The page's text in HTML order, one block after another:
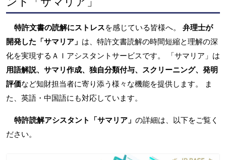
特許文書の読解にストレスを感じている皆様へ。 弁理士が
開発した「サマリア」 は、特許文書読解の時間短縮と理解の深
化を実現するＡＩアシスタントサービスです。 「サマリア」は
用語解説、サマリ作成、独自分類付与、スクリーニング、発明
評価など知財担当者に寄り添う様々な機能を提供します。 ま
た、英語・中国語にも対応しています。
特許読解アシスタント「サマリア」 の詳細は、以下をご覧く
ださい。